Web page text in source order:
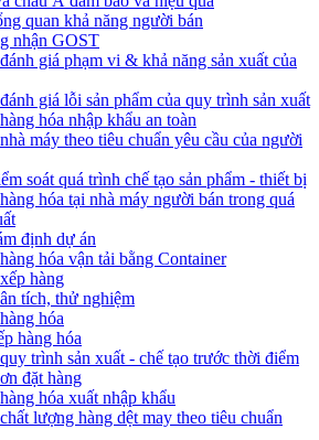
quan khả năng người bán
nhận GOST
giá phạm vi & khả năng sản xuất của
giá lỗi sản phẩm của quy trình sản xuất
hóa nhập khẩu an toàn
máy theo tiêu chuẩn yêu cầu của người
soát quá trình chế tạo sản phẩm - thiết bị
hóa tại nhà máy người bán trong quá
định dự án
hóa vận tải bằng Container
hàng
tích, thử nghiệm
hóa
hàng hóa
trình sản xuất - chế tạo trước thời điểm
đặt hàng
hóa xuất nhập khẩu
lượng hàng dệt may theo tiêu chuẩn